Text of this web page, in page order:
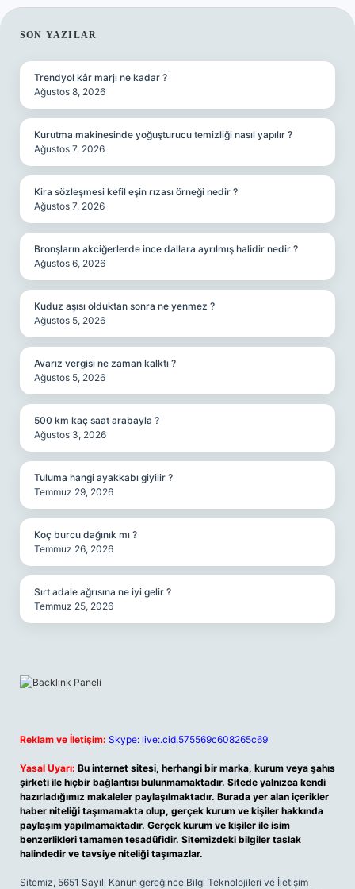
SIDEBAR
SON YAZILAR
Trendyol kâr marjı ne kadar ?
Ağustos 8, 2026
Kurutma makinesinde yoğuşturucu temizliği nasıl yapılır ?
Ağustos 7, 2026
Kira sözleşmesi kefil eşin rızası örneği nedir ?
Ağustos 7, 2026
Bronşların akciğerlerde ince dallara ayrılmış halidir nedir ?
Ağustos 6, 2026
Kuduz aşısı olduktan sonra ne yenmez ?
Ağustos 5, 2026
Avarız vergisi ne zaman kalktı ?
Ağustos 5, 2026
500 km kaç saat arabayla ?
Ağustos 3, 2026
Tuluma hangi ayakkabı giyilir ?
Temmuz 29, 2026
Koç burcu dağınık mı ?
Temmuz 26, 2026
Sırt adale ağrısına ne iyi gelir ?
Temmuz 25, 2026
Reklam ve İletişim: Skype: live:.cid.575569c608265c69
Yasal Uyarı: Bu internet sitesi, herhangi bir marka, kurum veya şahıs
şirketi ile hiçbir bağlantısı bulunmamaktadır. Sitede yalnızca kendi
hazırladığımız makaleler paylaşılmaktadır. Burada yer alan içerikler
haber niteliği taşımamakta olup, gerçek kurum ve kişiler hakkında
paylaşım yapılmamaktadır. Gerçek kurum ve kişiler ile isim
benzerlikleri tamamen tesadüfidir. Sitemizdeki bilgiler taslak
halindedir ve tavsiye niteliği taşımazlar.
Sitemiz, 5651 Sayılı Kanun gereğince Bilgi Teknolojileri ve İletişim